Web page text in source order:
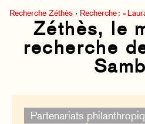
Recherche Zéthès › Recherche : «
Zéthès, le
recherche
Partenariats